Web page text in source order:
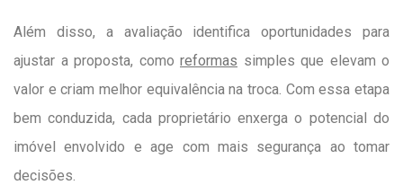
Além disso, a avaliação identifica oportunidades para
ajustar a proposta, como reformas simples que elevam o
valor e criam melhor equivalência na troca. Com essa etapa
bem conduzida, cada proprietário enxerga o potencial do
imóvel envolvido e age com mais segurança ao tomar
decisões.